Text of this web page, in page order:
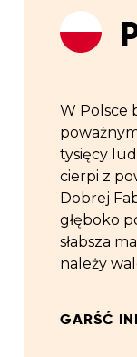
W Polsce
tysięcy
cierpi z
Dobrej
głęboko
słabsza
należy
GARŚĆ